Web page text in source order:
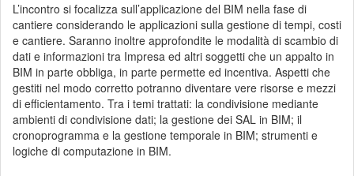
L’incontro si focalizza sull’applicazione del BIM nella fase di
cantiere considerando le applicazioni sulla gestione di tempi, costi
e cantiere. Saranno inoltre approfondite le modalità di scambio di
dati e informazioni tra Impresa ed altri soggetti che un appalto in
BIM in parte obbliga, in parte permette ed incentiva. Aspetti che
gestiti nel modo corretto potranno diventare vere risorse e mezzi
di efficientamento. Tra i temi trattati: la condivisione mediante
ambienti di condivisione dati; la gestione dei SAL in BIM; il
cronoprogramma e la gestione temporale in BIM; strumenti e
logiche di computazione in BIM.